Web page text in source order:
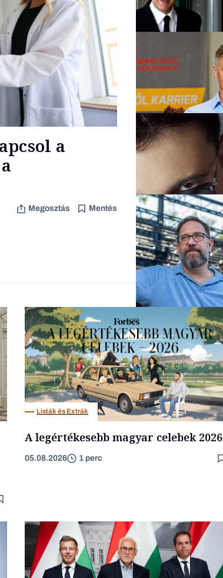
a
Megosztás Mentés
Content Lab HUB
Forbes-sztori
Társadalom
Listák és Extrák
A legértékesebb magyar celebek 2026
05.08.2026 1 perc